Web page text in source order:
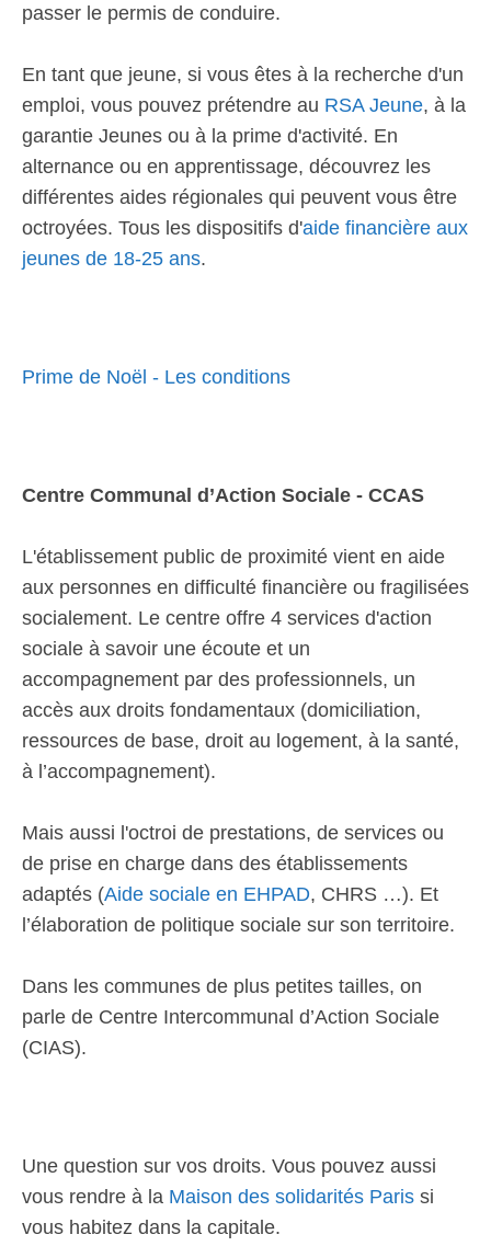
passer le permis de conduire.
En tant que jeune, si vous êtes à la recherche d'un
emploi, vous pouvez prétendre au RSA Jeune, à la
garantie Jeunes ou à la prime d'activité. En
alternance ou en apprentissage, découvrez les
différentes aides régionales qui peuvent vous être
octroyées. Tous les dispositifs d'aide financière aux
jeunes de 18-25 ans.
Prime de Noël - Les conditions
Centre Communal d’Action Sociale - CCAS
L'établissement public de proximité vient en aide
aux personnes en difficulté financière ou fragilisées
socialement. Le centre offre 4 services d'action
sociale à savoir une écoute et un
accompagnement par des professionnels, un
accès aux droits fondamentaux (domiciliation,
ressources de base, droit au logement, à la santé,
à l’accompagnement).
Mais aussi l'octroi de prestations, de services ou
de prise en charge dans des établissements
adaptés (Aide sociale en EHPAD, CHRS …). Et
l’élaboration de politique sociale sur son territoire.
Dans les communes de plus petites tailles, on
parle de Centre Intercommunal d’Action Sociale
(CIAS).
Une question sur vos droits. Vous pouvez aussi
vous rendre à la Maison des solidarités Paris si
vous habitez dans la capitale.